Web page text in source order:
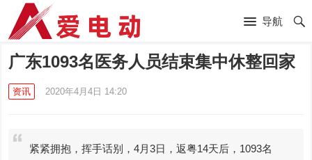
导航
广东1093名医务人员结束集中休整回家
资讯 2020年4月4日 14:20
紧紧拥抱，挥手话别，4月3日，返粤14天后，1093名